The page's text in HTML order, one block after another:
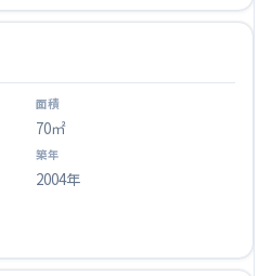
70㎡
2004年